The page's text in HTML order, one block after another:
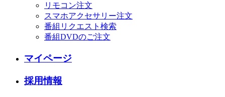
リモコン注文
スマホアクセサリー注文
番組リクエスト検索
番組DVDのご注文
マイページ
採用情報